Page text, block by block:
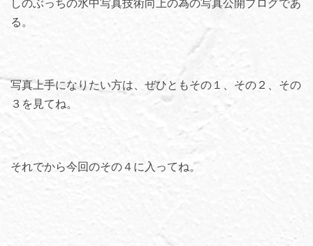
しのぶっちの水中写真技術向上の為の写真公開ブログであ
る。
写真上手になりたい方は、ぜひともその１、その２、その
３を見てね。
それでから今回のその４に入ってね。